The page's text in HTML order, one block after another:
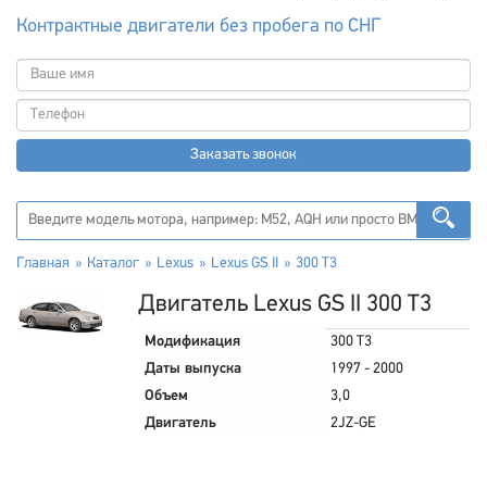
Контрактные двигатели без пробега по СНГ
Заказать звонок
Главная Каталог Lexus Lexus GS II 300 T3
Двигатель Lexus GS II 300 T3
Модификация
300 T3
Даты выпуска
1997 - 2000
Объем
3,0
Двигатель
2JZ-GE